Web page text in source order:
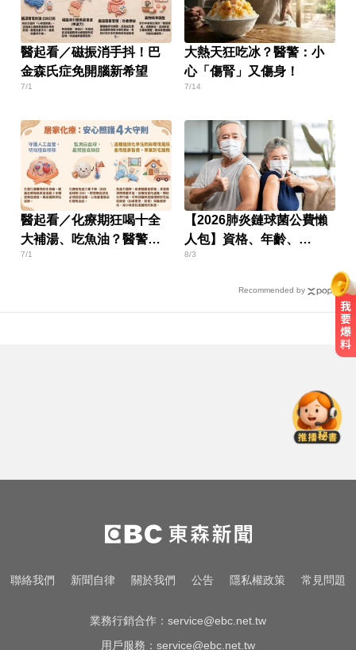
醫起看／磁振消手抖！巴
金森氏症免開腦新希望
7/1
大熱天狂吃冰？醫警：小
心「傷腎」又傷身！
7/14
醫起看／化療期狂喝十全
大補湯、吃魚油？醫警告
「2大恐怖後果」
7/1
【2026肺炎鏈球菌公費懶
人包】資格、年齡、
PCV20／PCV21疫苗、接
8/3
Recommended by
醫師憂受騙：恐是幻謊者
台南死亡車禍！轎車遭大貨車壓
「扭曲變形」男駕駛受困亡
南韓影帝涉毒案後近況曝！劉亞仁
聯絡我們 新聞自律 關於我們 公告 隱私權政策 常見問題
業務行銷合作： service@ebc.net.tw
用戶服務： service@ebc.net.tw